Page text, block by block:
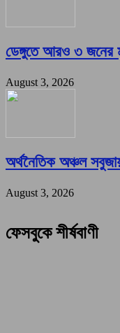
ডেঙ্গুতে আরও ৩
August 3, 2026
অর্থনৈতিক অঞ্চল
August 3, 2026
ফেসবুকে শীর্ষবাণী